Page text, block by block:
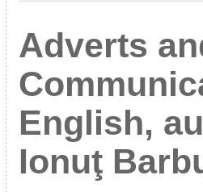
Adverts
English,
Ionuţ